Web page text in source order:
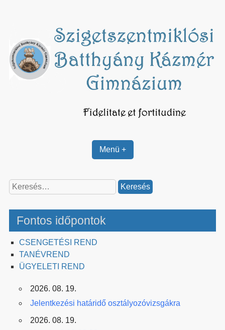
Menü +
Keresés:
Fontos időpontok
CSENGETÉSI REND
TANÉVREND
ÜGYELETI REND
2026. 08. 19.
Jelentkezési határidő osztályozóvizsgákra
2026. 08. 19.